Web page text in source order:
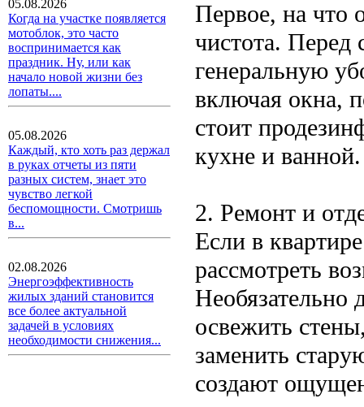
05.08.2026
Когда на участке появляется
мотоблок, это часто
воспринимается как
праздник. Ну, или как
начало новой жизни без
лопаты....
05.08.2026
Каждый, кто хоть раз держал
в руках отчеты из пяти
разных систем, знает это
чувство легкой
беспомощности. Смотришь
в...
02.08.2026
Энергоэффективность
жилых зданий становится
все более актуальной
задачей в условиях
необходимости снижения...
Первое, на что
чистота. Перед
генеральную
включая окна,
стоит
кухне и ванной.
2. Ремонт и
Если в
рассмотреть
Необязательно
освежить
заменить
создают